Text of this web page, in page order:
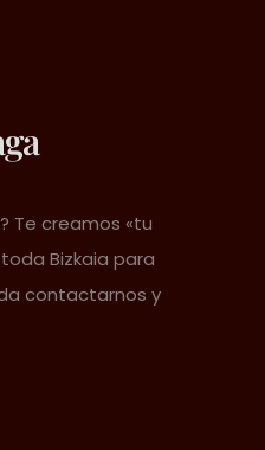
Te creamos «tu
Bizkaia para
contactarnos y